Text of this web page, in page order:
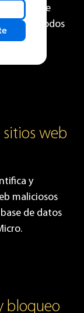
de
bloquea todos
de
sitios web
y
maliciosos
de datos
bloqueo